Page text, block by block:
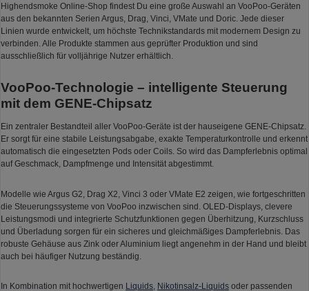
Highendsmoke Online-Shop findest Du eine große Auswahl an VooPoo-Geräten
aus den bekannten Serien Argus, Drag, Vinci, VMate und Doric. Jede dieser
Linien wurde entwickelt, um höchste Technikstandards mit modernem Design zu
verbinden. Alle Produkte stammen aus geprüfter Produktion und sind
ausschließlich für volljährige Nutzer erhältlich.
VooPoo-Technologie – intelligente Steuerung
mit dem GENE-Chipsatz
Ein zentraler Bestandteil aller VooPoo-Geräte ist der hauseigene GENE-Chipsatz.
Er sorgt für eine stabile Leistungsabgabe, exakte Temperaturkontrolle und erkennt
automatisch die eingesetzten Pods oder Coils. So wird das Dampferlebnis optimal
auf Geschmack, Dampfmenge und Intensität abgestimmt.
Modelle wie Argus G2, Drag X2, Vinci 3 oder VMate E2 zeigen, wie fortgeschritten
die Steuerungssysteme von VooPoo inzwischen sind. OLED-Displays, clevere
Leistungsmodi und integrierte Schutzfunktionen gegen Überhitzung, Kurzschluss
und Überladung sorgen für ein sicheres und gleichmäßiges Dampferlebnis. Das
robuste Gehäuse aus Zink oder Aluminium liegt angenehm in der Hand und bleibt
auch bei häufiger Nutzung beständig.
In Kombination mit hochwertigen Liquids, Nikotinsalz-Liquids oder passenden